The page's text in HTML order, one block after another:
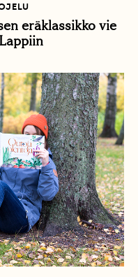
eräklassikko vie